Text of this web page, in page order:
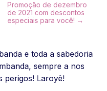
Promoção de dezembro
de 2021 com descontos
especiais para você! →
e toda a sabedoria
sempre a nos
perigos! Laroyê!